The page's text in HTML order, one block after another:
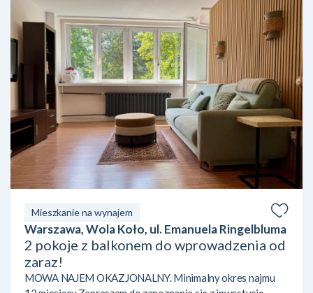
Mieszkanie na wynajem
Warszawa, Wola Koło, ul. Emanuela Ringelbluma
2 pokoje z balkonem do wprowadzenia od
zaraz!
MOWA NAJEM OKAZJONALNY. Minimalny okres najmu